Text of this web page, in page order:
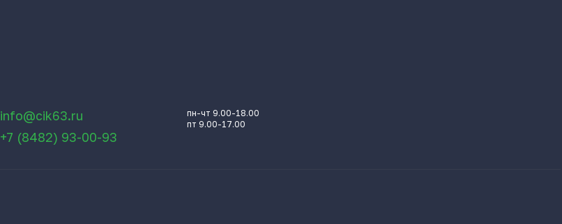
info@cik63.ru
+7 (8482) 93-00-93
пн-чт 9.00-18.00
пт 9.00-17.00